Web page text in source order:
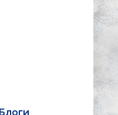
Блоги